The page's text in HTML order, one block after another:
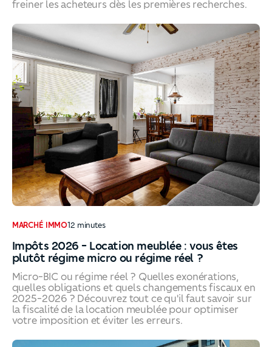
freiner les acheteurs dès les premières recherches.
MARCHÉ IMMO12 minutes
Impôts 2026 - Location meublée : vous êtes
plutôt régime micro ou régime réel ?
Micro-BIC ou régime réel ? Quelles exonérations,
quelles obligations et quels changements fiscaux en
2025-2026 ? Découvrez tout ce qu'il faut savoir sur
la fiscalité de la location meublée pour optimiser
votre imposition et éviter les erreurs.